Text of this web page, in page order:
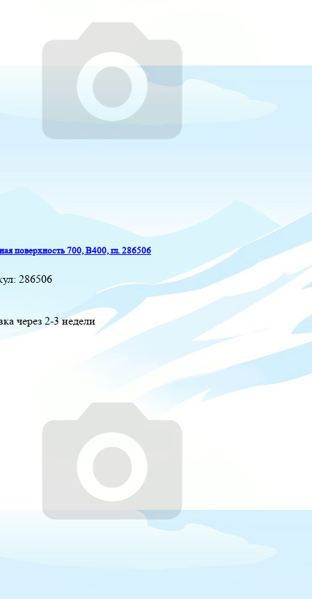
поверхность 700, B400, гл. 286506
286506
через 2-3 недели